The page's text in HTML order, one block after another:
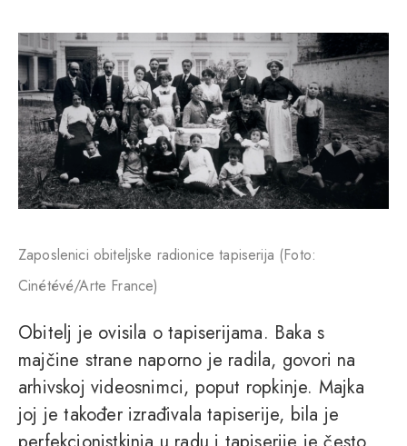
Zaposlenici obiteljske radionice tapiserija (Foto:
Cinétévé/Arte France)
Obitelj je ovisila o tapiserijama. Baka s
majčine strane naporno je radila, govori na
arhivskoj videosnimci, poput ropkinje. Majka
joj je također izrađivala tapiserije, bila je